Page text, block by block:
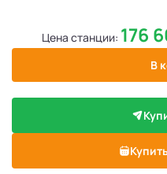
Цена станции: 176
В